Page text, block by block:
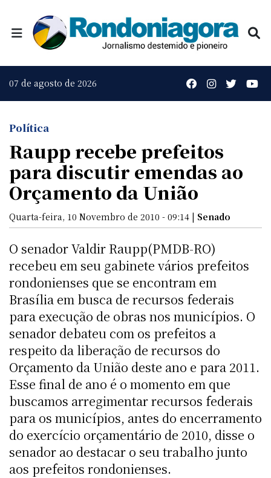
07 de agosto de 2026
Política
Raupp recebe prefeitos
para discutir emendas ao
Orçamento da União
Quarta-feira, 10 Novembro de 2010 - 09:14 | Senado
O senador Valdir Raupp(PMDB-RO)
recebeu em seu gabinete vários prefeitos
rondonienses que se encontram em
Brasília em busca de recursos federais
para execução de obras nos municípios. O
senador debateu com os prefeitos a
respeito da liberação de recursos do
Orçamento da União deste ano e para 2011.
Esse final de ano é o momento em que
buscamos arregimentar recursos federais
para os municípios, antes do encerramento
do exercício orçamentário de 2010, disse o
senador ao destacar o seu trabalho junto
aos prefeitos rondonienses.